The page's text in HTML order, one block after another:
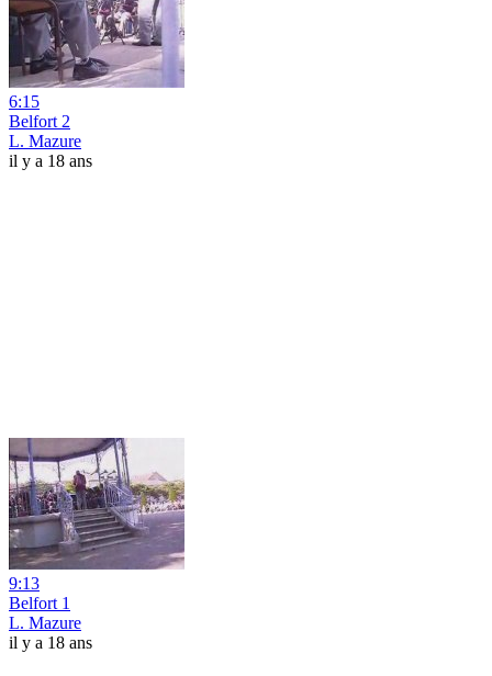
6:15
Belfort 2
L. Mazure
il y a 18 ans
9:13
Belfort 1
L. Mazure
il y a 18 ans